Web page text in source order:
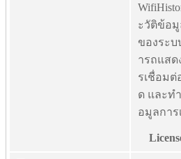
ะวัติข้อ
ของระบ
ารถแส
รเชื่อมต่
ด และท
อมูลการ